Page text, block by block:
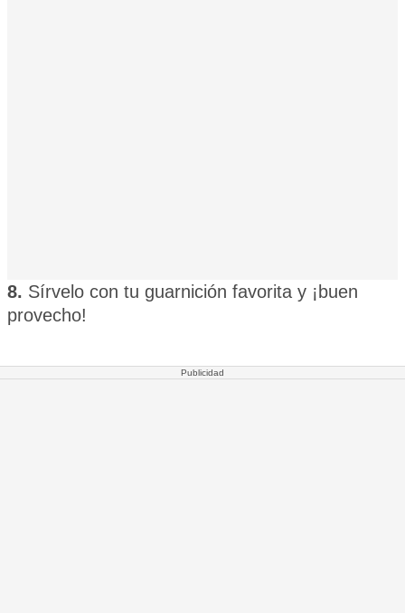
8. Sírvelo con tu guarnición favorita y ¡buen
provecho!
Publicidad